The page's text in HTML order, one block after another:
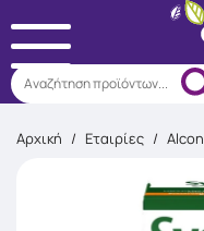
Αναζήτηση προϊόντων...
Αρχική / Εταιρίες / Alcon